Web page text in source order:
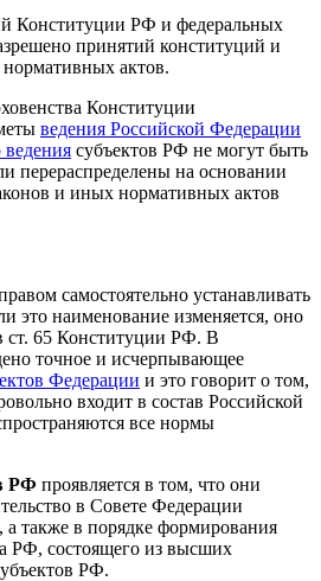
Конституции РФ и федеральных
принятий конституций и
актов.
Конституции
ведения Российской Федерации
ведения субъектов РФ не могут быть
перераспределены на основании
и иных нормативных актов
самостоятельно устанавливать
это наименование изменяется, оно
ст. 65 Конституции РФ. В
точное и исчерпывающее
Федерации и это говорит о том,
входит в состав Российской
все нормы
РФ проявляется в том, что они
в Совете Федерации
, а также в порядке формирования
РФ, состоящего из высших
РФ.